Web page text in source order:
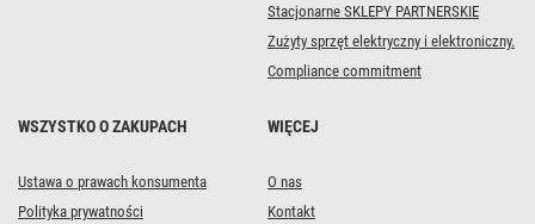
Stacjonarne SKLEPY PARTNERSKIE
Zużyty sprzęt elektryczny i elektroniczny.
Compliance commitment
WSZYSTKO O ZAKUPACH
Ustawa o prawach konsumenta
Polityka prywatności
WIĘCEJ
O nas
Kontakt